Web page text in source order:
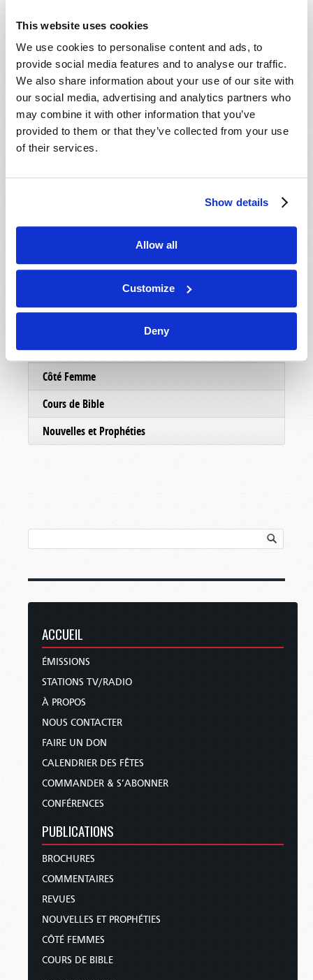
This website uses cookies
We use cookies to personalise content and ads, to
provide social media features and to analyse our traffic.
We also share information about your use of our site with
our social media, advertising and analytics partners who
may combine it with other information that you’ve
provided to them or that they’ve collected from your use
of their services.
Show details
Allow all
Customize
Deny
Archives
2002
2001
2000
Revue
Hors-série
Côté Femme
Cours de Bible
Nouvelles et Prophéties
ACCUEIL
ÉMISSIONS
STATIONS TV/RADIO
À PROPOS
NOUS CONTACTER
FAIRE UN DON
CALENDRIER DES FÊTES
COMMANDER & S’ABONNER
CONFÉRENCES
PUBLICATIONS
BROCHURES
COMMENTAIRES
REVUES
NOUVELLES ET PROPHÉTIES
CÔTÉ FEMMES
COURS DE BIBLE